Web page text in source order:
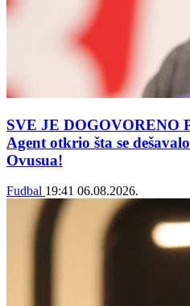
SVE JE DOGOVORENO
Agent otkrio šta se
Ovusua!
Fudbal 19:41 06.08.2026.